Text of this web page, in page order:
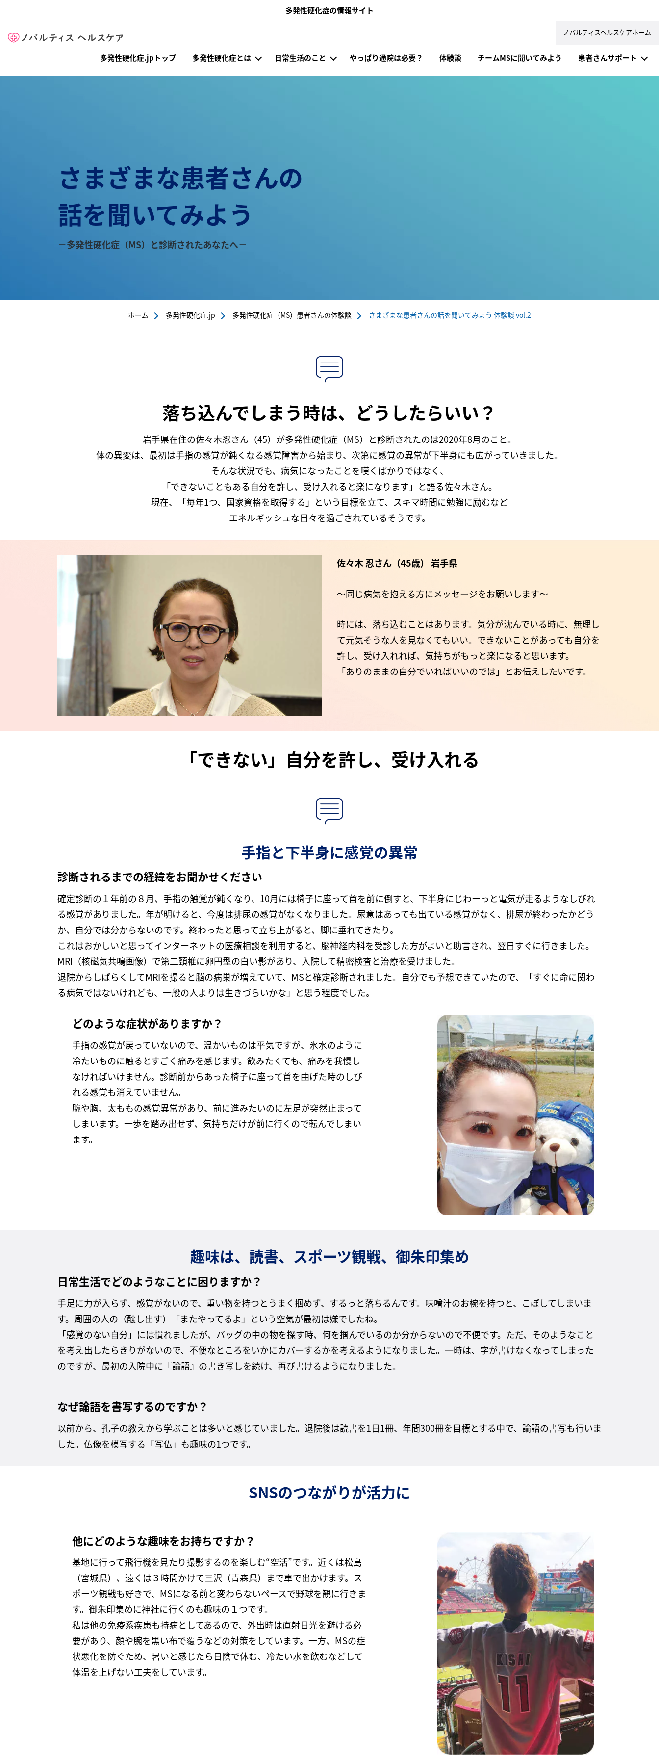
メインコンテンツに移動
多発性硬化症の情報サイト
Site Logo
ノバルティスヘルスケアホーム
多発性硬化症.jpトップ 多発性硬化症とは 日常生活のこと やっぱり通院は必要？ 体験談 チームMSに聞いてみよう 患者さんサポート
さまざまな患者さんの
話を聞いてみよう
－多発性硬化症（MS）と診断されたあなたへ－
ホーム 多発性硬化症.jp 多発性硬化症（MS）患者さんの体験談 さまざまな患者さんの話を聞いてみよう 体験談 vol.2
落ち込んでしまう時は、どうしたらいい？
岩手県在住の佐々木忍さん（45）が多発性硬化症（MS）と診断されたのは2020年8月のこと。
体の異変は、最初は手指の感覚が鈍くなる感覚障害から始まり、次第に感覚の異常が下半身にも広がっていきました。
そんな状況でも、病気になったことを嘆くばかりではなく、
「できないこともある自分を許し、受け入れると楽になります」と語る佐々木さん。
現在、「毎年1つ、国家資格を取得する」という目標を立て、スキマ時間に勉強に励むなど
エネルギッシュな日々を過ごされているそうです。
佐々木 忍さん（45歳） 岩手県
～同じ病気を抱える方にメッセージをお願いします～
時には、落ち込むことはあります。気分が沈んでいる時に、無理し
て元気そうな人を見なくてもいい。できないことがあっても自分を
許し、受け入れれば、気持ちがもっと楽になると思います。
「ありのままの自分でいればいいのでは」とお伝えしたいです。
「できない」自分を許し、受け入れる
手指と下半身に感覚の異常
診断されるまでの経緯をお聞かせください
確定診断の１年前の８月、手指の触覚が鈍くなり、10月には椅子に座って首を前に倒すと、下半身にじわーっと電気が走るようなしびれ
る感覚がありました。年が明けると、今度は排尿の感覚がなくなりました。尿意はあっても出ている感覚がなく、排尿が終わったかどう
か、自分では分からないのです。終わったと思って立ち上がると、脚に垂れてきたり。
これはおかしいと思ってインターネットの医療相談を利用すると、脳神経内科を受診した方がよいと助言され、翌日すぐに行きました。
MRI（核磁気共鳴画像）で第二頸椎に卵円型の白い影があり、入院して精密検査と治療を受けました。
退院からしばらくしてMRIを撮ると脳の病巣が増えていて、MSと確定診断されました。自分でも予想できていたので、「すぐに命に関わ
る病気ではないけれども、一般の人よりは生きづらいかな」と思う程度でした。
どのような症状がありますか？
手指の感覚が戻っていないので、温かいものは平気ですが、氷水のように
冷たいものに触るとすごく痛みを感じます。飲みたくても、痛みを我慢し
なければいけません。診断前からあった椅子に座って首を曲げた時のしび
れる感覚も消えていません。
腕や胸、太ももの感覚異常があり、前に進みたいのに左足が突然止まって
しまいます。一歩を踏み出せず、気持ちだけが前に行くので転んでしまい
ます。
趣味は、読書、スポーツ観戦、御朱印集め
日常生活でどのようなことに困りますか？
手足に力が入らず、感覚がないので、重い物を持つとうまく掴めず、するっと落ちるんです。味噌汁のお椀を持つと、こぼしてしまいま
す。周囲の人の（醸し出す）「またやってるよ」という空気が最初は嫌でしたね。
「感覚のない自分」には慣れましたが、バッグの中の物を探す時、何を掴んでいるのか分からないので不便です。ただ、そのようなこと
を考え出したらきりがないので、不便なところをいかにカバーするかを考えるようになりました。一時は、字が書けなくなってしまった
のですが、最初の入院中に『論語』の書き写しを続け、再び書けるようになりました。
なぜ論語を書写するのですか？
以前から、孔子の教えから学ぶことは多いと感じていました。退院後は読書を1日1冊、年間300冊を目標とする中で、論語の書写も行いま
した。仏像を模写する「写仏」も趣味の1つです。
SNSのつながりが活力に
他にどのような趣味をお持ちですか？
基地に行って飛行機を見たり撮影するのを楽しむ“空活”です。近くは松島
（宮城県）、遠くは３時間かけて三沢（青森県）まで車で出かけます。ス
ポーツ観戦も好きで、MSになる前と変わらないペースで野球を観に行きま
す。御朱印集めに神社に行くのも趣味の１つです。
私は他の免疫系疾患も持病としてあるので、外出時は直射日光を避ける必
要があり、顔や腕を黒い布で覆うなどの対策をしています。一方、MSの症
状悪化を防ぐため、暑いと感じたら日陰で休む、冷たい水を飲むなどして
体温を上げない工夫をしています。